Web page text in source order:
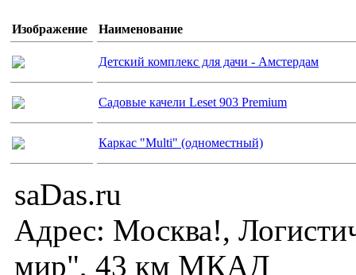
Изображение Наименование
Детский комплекс для дачи - Амстердам
Садовые качели Leset 903 Premium
Каркас "Multi" (одноместный)
saDas.ru
Адрес: Москва!,
мир", 43 км МКАД